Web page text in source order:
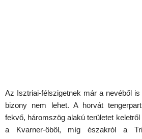
Az Isztriai-félszigetnek már a nevéből
bizony nem lehet. A horvát
fekvő, háromszög alakú területet
a Kvarner-öböl, míg északról a